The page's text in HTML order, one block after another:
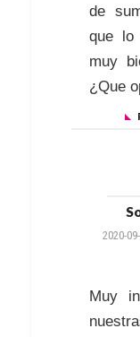
de
que lo
muy
¿Que
2020-
Muy